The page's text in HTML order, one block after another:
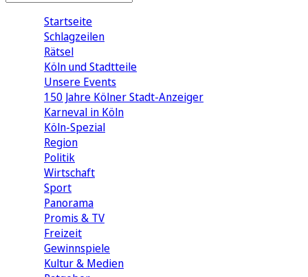
Startseite
Schlagzeilen
Rätsel
Köln und Stadtteile
Unsere Events
150 Jahre Kölner Stadt-Anzeiger
Karneval in Köln
Köln-Spezial
Region
Politik
Wirtschaft
Sport
Panorama
Promis & TV
Freizeit
Gewinnspiele
Kultur & Medien